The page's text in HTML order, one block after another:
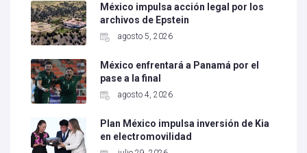
México impulsa acción legal por los
archivos de Epstein
agosto 5, 2026
México enfrentará a Panamá por el
pase a la final
agosto 4, 2026
Plan México impulsa inversión de Kia
en electromovilidad